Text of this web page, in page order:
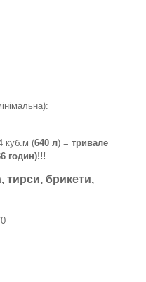
куб.м (640 л) = тривале
годин)!!!
тирси, брикети,